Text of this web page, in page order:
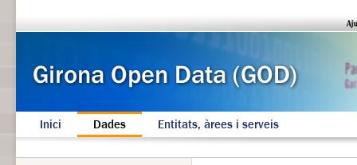
Inici Dades Entitats, àrees i serveis